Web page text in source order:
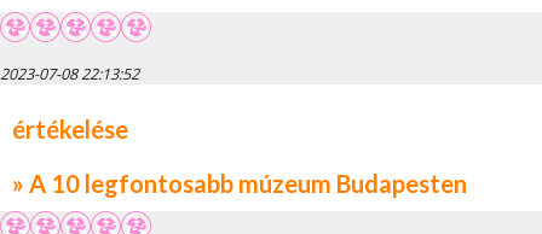
2023-07-08 22:13:52
értékelése
» A 10 legfontosabb múzeum Budapesten